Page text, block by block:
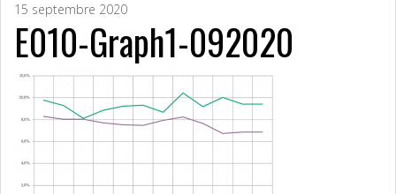
15 septembre 2020
E010-Graph1-092020